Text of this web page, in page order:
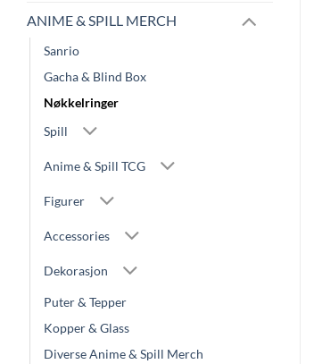
ANIME & SPILL MERCH
Sanrio
Gacha & Blind Box
Nøkkelringer
Spill
Anime & Spill TCG
Figurer
Accessories
Dekorasjon
Puter & Tepper
Kopper & Glass
Diverse Anime & Spill Merch